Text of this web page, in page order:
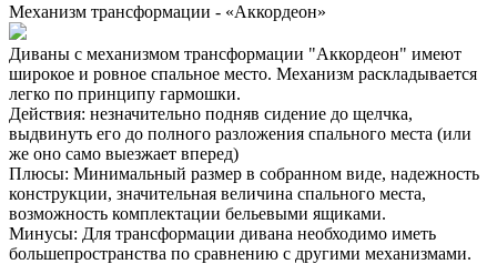
Механизм трансформации - «Аккордеон»
Диваны с механизмом трансформации "Аккордеон" имеют
широкое и ровное спальное место. Механизм раскладывается
легко по принципу гармошки.
Действия: незначительно подняв сидение до щелчка,
выдвинуть его до полного разложения спального места (или
же оно само выезжает вперед)
Плюсы: Минимальный размер в собранном виде, надежность
конструкции, значительная величина спального места,
возможность комплектации бельевыми ящиками.
Минусы: Для трансформации дивана необходимо иметь
большепространства по сравнению с другими механизмами.